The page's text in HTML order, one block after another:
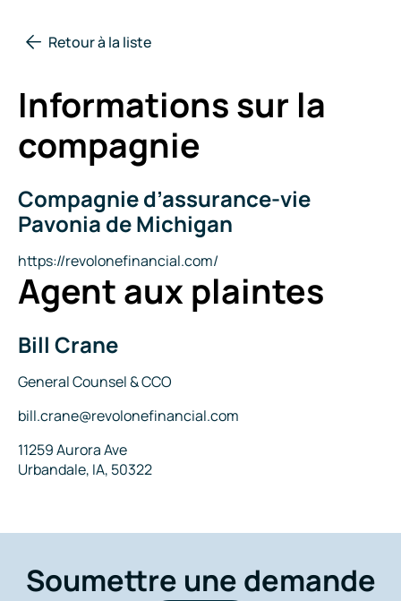
Retour à la liste
Informations sur la
compagnie
Nom
de
la
compagnie
Compagnie d’assurance-vie
Pavonia de Michigan
Site
Internet
https://revolonefinancial.com/
Agent aux plaintes
Nom
Bill Crane
Titre
General Counsel & CCO
Courriel
bill.crane@revolonefinancial.com
Adresse
11259 Aurora Ave
Urbandale, IA, 50322
Soumettre une demande